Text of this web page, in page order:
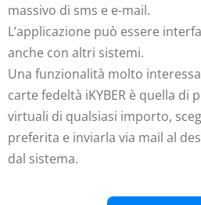
massivo di sms e e-mail.
L’applicazione può essere
anche con altri sistemi.
Una funzionalità molto
carte fedeltà iKYBER è quella di
virtuali di qualsiasi importo,
preferita e inviarla via mail al
dal sistema.